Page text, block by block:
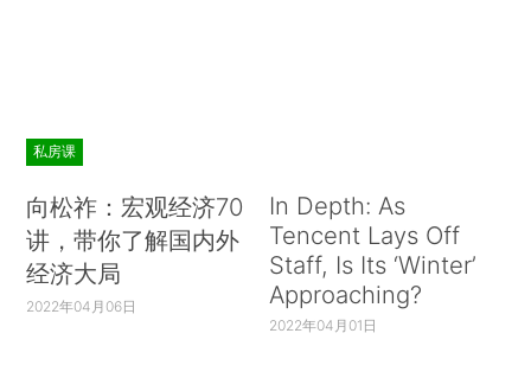
私房课
向松祚：宏观经济70
讲，带你了解国内外
经济大局
2022年04月06日
In Depth: As
Tencent Lays Off
Staff, Is Its ‘Winter’
Approaching?
2022年04月01日